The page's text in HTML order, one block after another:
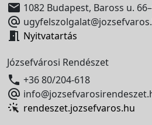
 1082 Budapest, Baross u.

 Nyitvatartás
Józsefvárosi Rendészet
 +36 80/204-618

rendeszet.jozsefvaros.hu